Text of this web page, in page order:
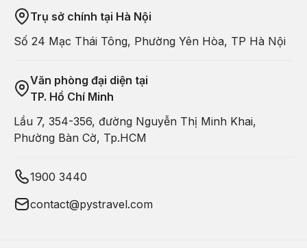
Trụ sở chính tại Hà Nội
Số 24 Mạc Thái Tông, Phường Yên Hòa, TP Hà Nội
Văn phòng đại diện tại
TP. Hồ Chí Minh
Lầu 7, 354-356, đường Nguyễn Thị Minh Khai,
Phường Bàn Cờ, Tp.HCM
1900 3440
contact@pystravel.com